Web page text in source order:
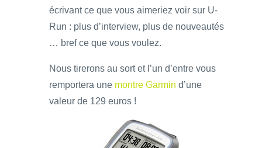
écrivant ce que vous aimeriez voir sur U-
Run : plus d’interview, plus de nouveautés
… bref ce que vous voulez.
Nous tirerons au sort et l’un d’entre vous
remportera une montre Garmin d’une
valeur de 129 euros !